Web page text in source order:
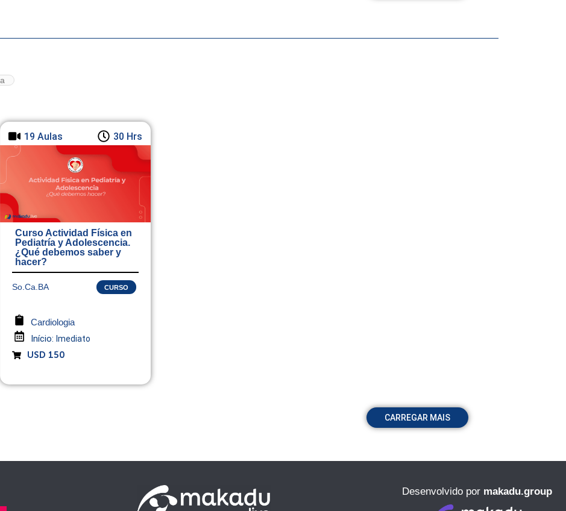
19 Aulas 30 Hrs
Curso Actividad Física en
Pediatría y Adolescencia.
¿Qué debemos saber y
hacer?
So.Ca.BA CURSO
Cardiologia
Início: Imediato
USD 150
CARREGAR MAIS
Desenvolvido por makadu.group